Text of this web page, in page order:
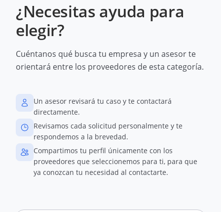
¿Necesitas ayuda para
elegir?
Cuéntanos qué busca tu empresa y un asesor te
orientará entre los proveedores de esta categoría.
Un asesor revisará tu caso y te contactará
directamente.
Revisamos cada solicitud personalmente y te
respondemos a la brevedad.
Compartimos tu perfil únicamente con los
proveedores que seleccionemos para ti, para que
ya conozcan tu necesidad al contactarte.